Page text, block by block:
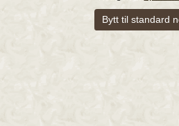
Bytt til standard